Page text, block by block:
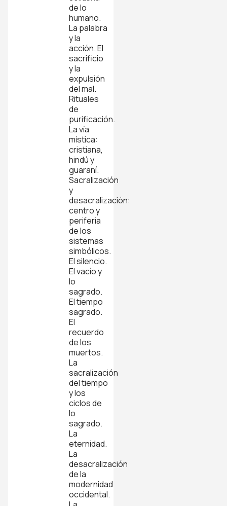
de lo
humano.
La palabra
y la
acción. El
sacrificio
y la
expulsión
del mal.
Rituales
de
purificación.
La vía
mística:
cristiana,
hindú y
guaraní.
Sacralización
y
desacralización:
centro y
periferia
de los
sistemas
simbólicos.
El silencio.
El vacío y
lo
sagrado.
El tiempo
sagrado.
El
recuerdo
de los
muertos.
La
sacralización
del tiempo
y los
ciclos de
lo
sagrado.
La
eternidad.
La
desacralización
de la
modernidad
occidental.